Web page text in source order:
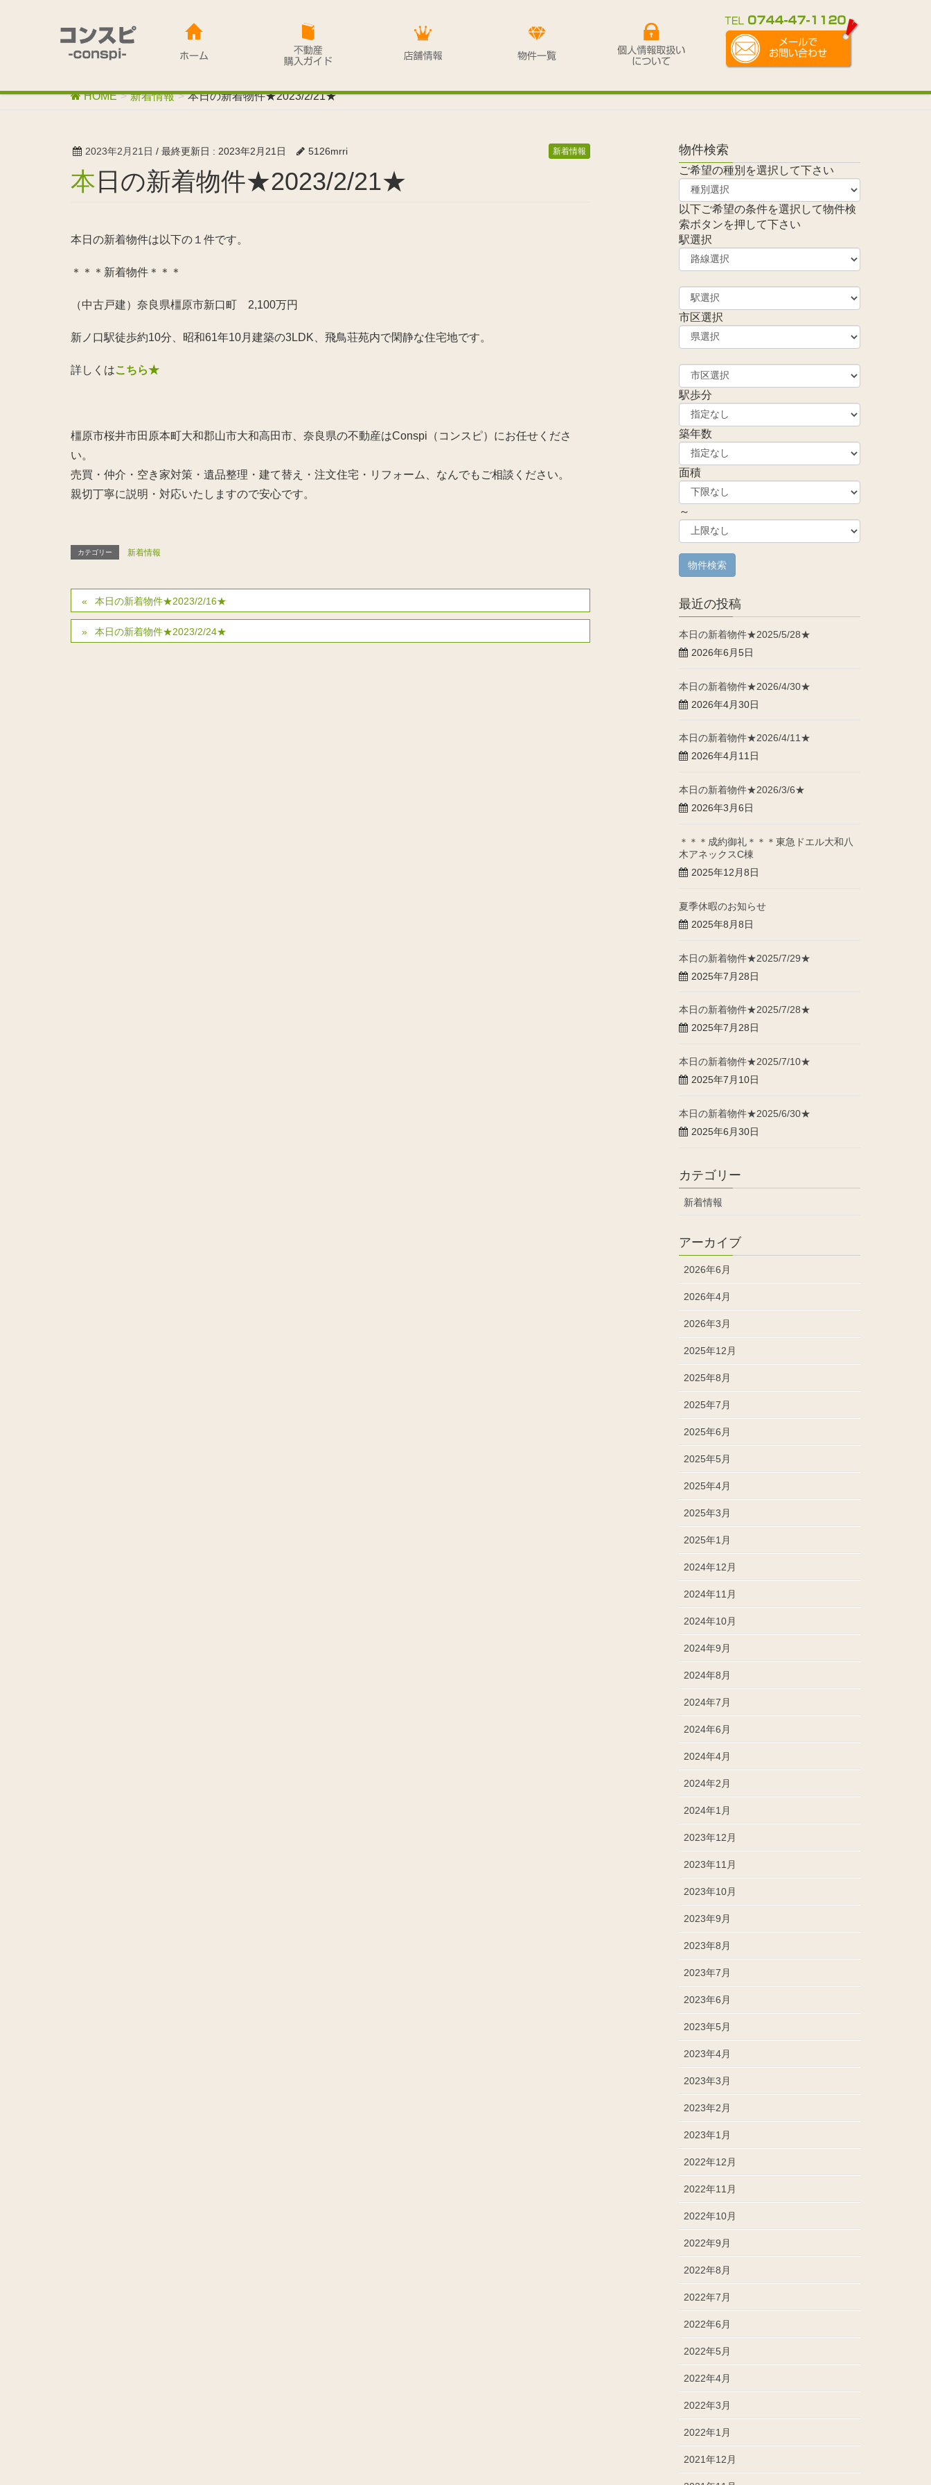
HOME 新着情報 本日の新着物件★2023/2/21★
2023年2月21日 / 最終更新日 : 2023年2月21日 5126mrri 新着情報
本日の新着物件★2023/2/21★
本日の新着物件は以下の１件です。
＊＊＊新着物件＊＊＊
（中古戸建）奈良県橿原市新口町 2,100万円
新ノ口駅徒歩約10分、昭和61年10月建築の3LDK、飛鳥荘苑内で閑静な住宅地です。
詳しくはこちら★
橿原市桜井市田原本町大和郡山市大和高田市、奈良県の不動産はConspi（コンスピ）にお任せくださ
い。
売買・仲介・空き家対策・遺品整理・建て替え・注文住宅・リフォーム、なんでもご相談ください。
親切丁寧に説明・対応いたしますので安心です。
カテゴリー 新着情報
本日の新着物件★2023/2/16★
本日の新着物件★2023/2/24★
物件検索
ご希望の種別を選択して下さい
以下ご希望の条件を選択して物件検
索ボタンを押して下さい
駅選択
市区選択
駅歩分
築年数
面積
～
最近の投稿
本日の新着物件★2025/5/28★
2026年6月5日
本日の新着物件★2026/4/30★
2026年4月30日
本日の新着物件★2026/4/11★
2026年4月11日
本日の新着物件★2026/3/6★
2026年3月6日
＊＊＊成約御礼＊＊＊東急ドエル大和八
木アネックスC棟
2025年12月8日
夏季休暇のお知らせ
2025年8月8日
本日の新着物件★2025/7/29★
2025年7月28日
本日の新着物件★2025/7/28★
2025年7月28日
本日の新着物件★2025/7/10★
2025年7月10日
本日の新着物件★2025/6/30★
2025年6月30日
カテゴリー
新着情報
アーカイブ
2026年6月
2026年4月
2026年3月
2025年12月
2025年8月
2025年7月
2025年6月
2025年5月
2025年4月
2025年3月
2025年1月
2024年12月
2024年11月
2024年10月
2024年9月
2024年8月
2024年7月
2024年6月
2024年4月
2024年2月
2024年1月
2023年12月
2023年11月
2023年10月
2023年9月
2023年8月
2023年7月
2023年6月
2023年5月
2023年4月
2023年3月
2023年2月
2023年1月
2022年12月
2022年11月
2022年10月
2022年9月
2022年8月
2022年7月
2022年6月
2022年5月
2022年4月
2022年3月
2022年1月
2021年12月